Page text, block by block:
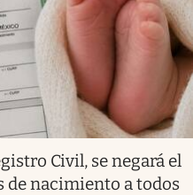
Civil, se negará el
de nacimiento a todos